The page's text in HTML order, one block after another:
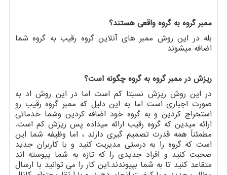
ممبر گروه به گروه واقعی هستند؟
بله در این روش ممبر های آنلاین گروه رقیب به گروه شما
اضافه میشوند
ریزش در ممبر گروه به گروه چگونه است؟
در این روش ریزش نسبتا کم است اما در این روش اد به
صورت اجباری است اما به این دلیل که ممبر گروه رقیب رو
استخراج کردین و به گروه خود اضافه کردین وشما خدماتی
ارائه میدین که گروه رقیب ارائه میداده پس ریزش کم است.
مطمئناً همه قدرت تصمیم گیری دارند ، اما وظیفه شما این
است که گروه را به درستی مدیریت کنید و با کاربران جدید
صحبت کنید و افراد جدیدی را که تازه به شما پیوسته اند
متقاعد کنید تا به شما بپیوندند.این کار را می توانید با ارسال